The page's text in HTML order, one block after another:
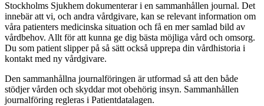
Stockholms Sjukhem dokumenterar i en sammanhållen journal. Det
innebär att vi, och andra vårdgivare, kan se relevant information om
våra patienters medicinska situation och få en mer samlad bild av
vårdbehov. Allt för att kunna ge dig bästa möjliga vård och omsorg.
Du som patient slipper på så sätt också upprepa din vårdhistoria i
kontakt med ny vårdgivare.
Den sammanhållna journalföringen är utformad så att den både
stödjer vården och skyddar mot obehörig insyn. Sammanhållen
journalföring regleras i Patientdatalagen.